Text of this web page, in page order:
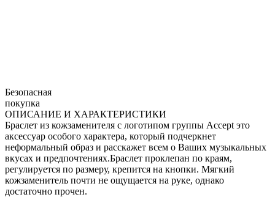
Безопасная
покупка
ОПИСАНИЕ И ХАРАКТЕРИСТИКИ
Браслет из кожзаменителя с логотипом группы Accept это
аксессуар особого характера, который подчеркнет
неформальный образ и расскажет всем о Ваших музыкальных
вкусах и предпочтениях.Браслет проклепан по краям,
регулируется по размеру, крепится на кнопки. Мягкий
кожзаменитель почти не ощущается на руке, однако
достаточно прочен.